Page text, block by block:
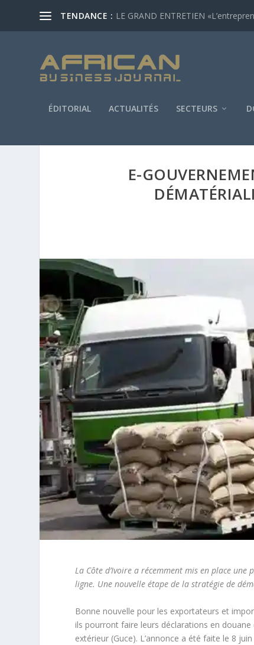
TENDANCE : LE GRAND ENTRETIEN
ÉDITORIAL ACTUALITÉS SECTEURS
E-
La Côte d’Ivoire a récemment mis en place
ligne. Une nouvelle étape de la stratégie de
Bonne nouvelle pour les exportateurs et
ils pourront faire leurs déclarations en
extérieur (Guce). L’annonce a été faite le 8